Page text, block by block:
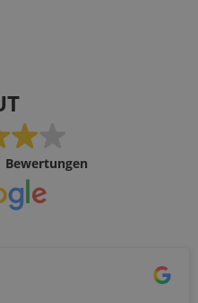
Bewertungen